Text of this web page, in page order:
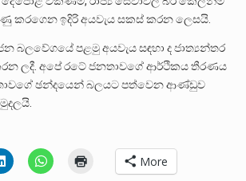
කරගෙන ඉදිරි අයවැය සකස් කරන ලෙසයි.
බලවේගයේ පළමු අයවැය සඳහා ද ජාත්‍යන්තර
ලදී. අපේ රටේ ජනතාවගේ ආර්ථිකය තීරණය
ඡන්දයෙන් බලයට පත්වෙන ආණ්ඩුව
More